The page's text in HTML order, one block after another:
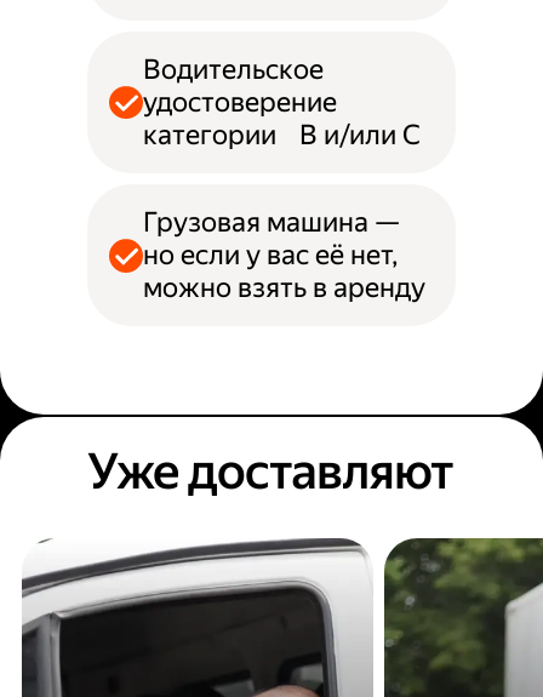
Водительское
удостоверение
категории B и/или С
Грузовая машина —
но если у вас её нет,
можно взять в аренду
Уже доставляют